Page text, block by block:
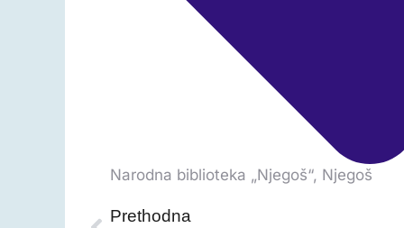
Narodna biblioteka „Njegoš“, Njegoš
Prethodna